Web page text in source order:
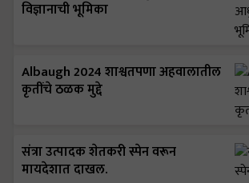
विज्ञानाची भूमिका
Albaugh 2024 शाश्वतपणा अहवालातील
कृतींचे ठळक मुद्दे
संत्रा उत्पादक शेतकरी स्पेन वरून
मायदेशात दाखल.